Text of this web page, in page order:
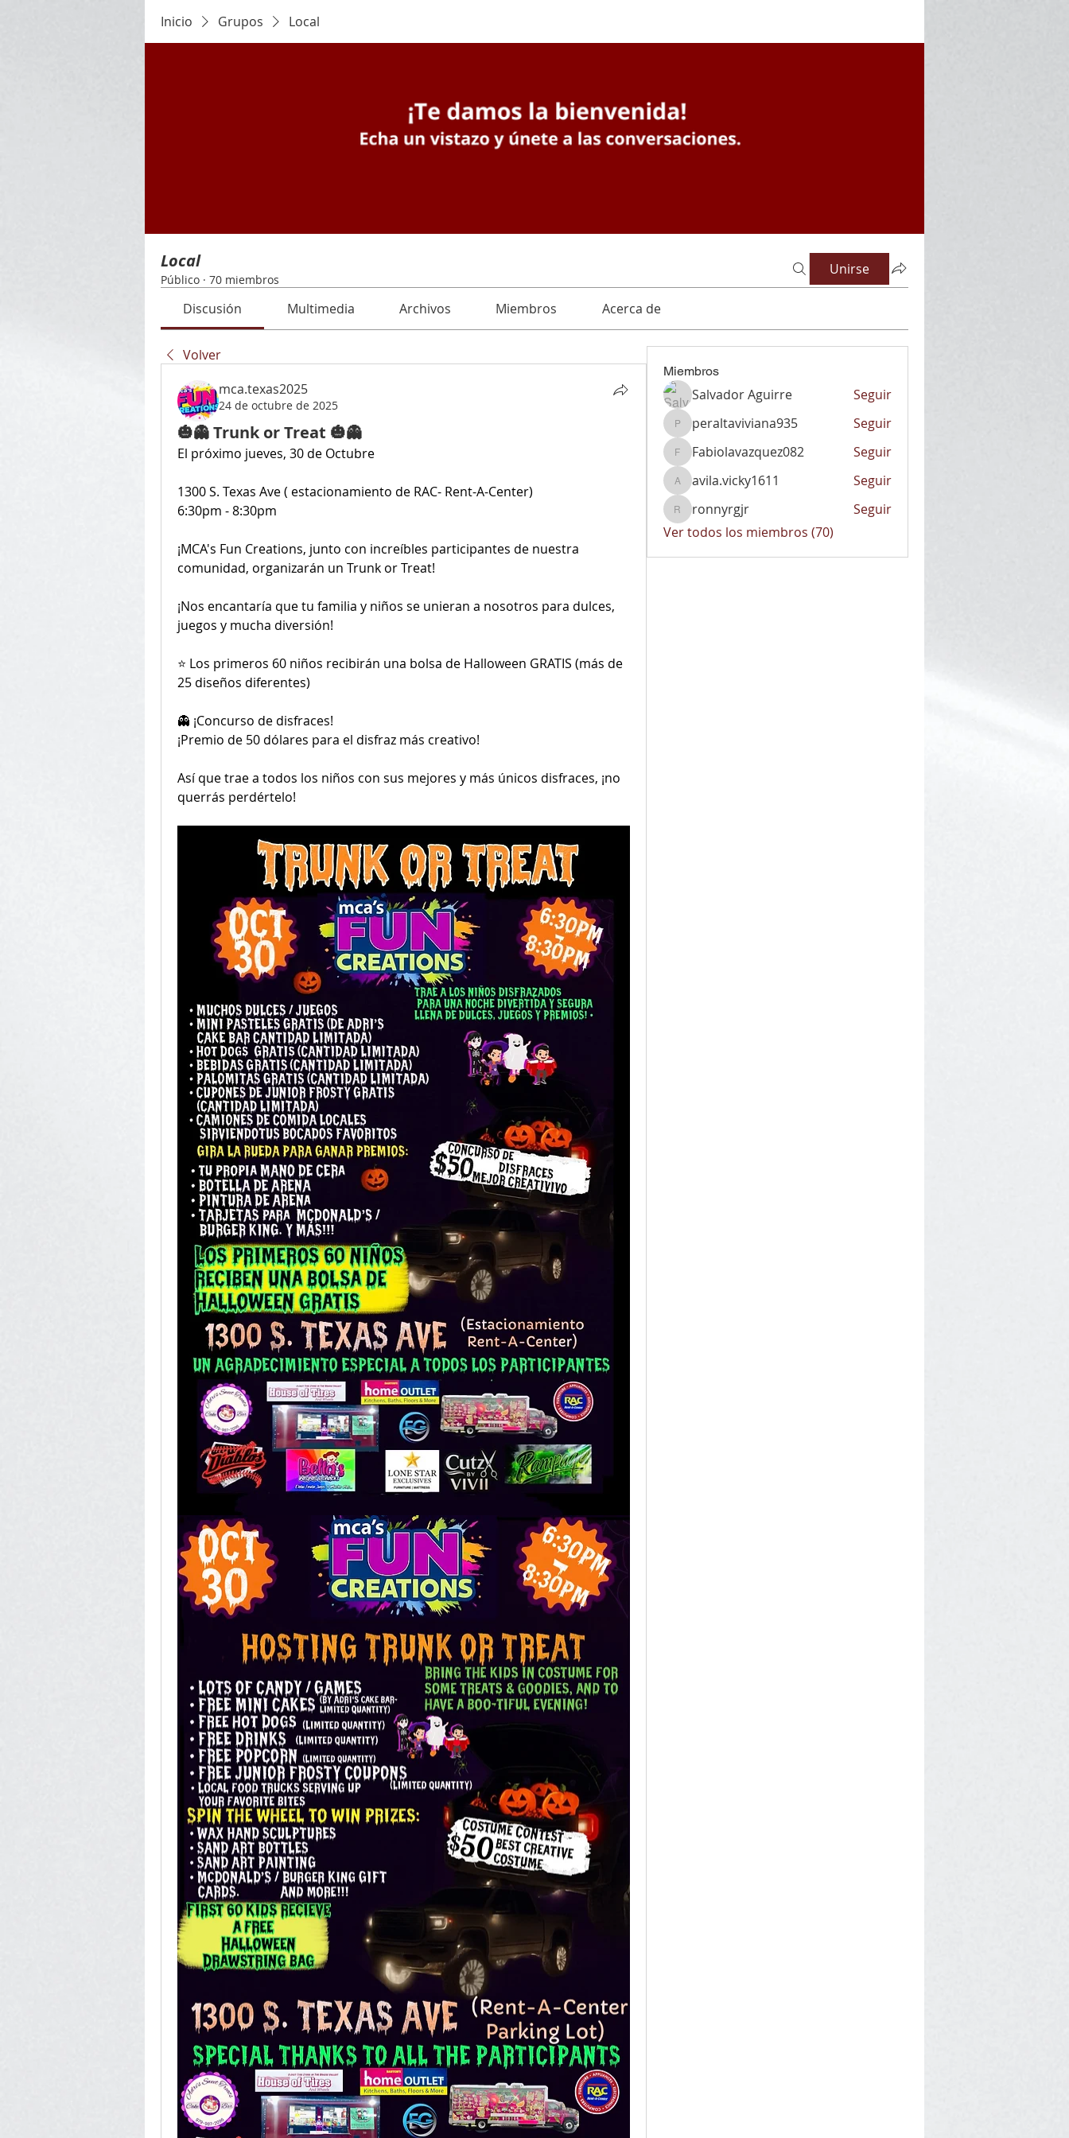
Inicio Grupos Local
Local
Público · 70 miembros
Unirse
Discusión Multimedia Archivos Miembros Acerca de
Volver
mca.texas2025
24 de octubre de 2025
🎃👻 Trunk or Treat 🎃👻
El próximo jueves, 30 de Octubre
1300 S. Texas Ave ( estacionamiento de RAC- Rent-A-Center)
6:30pm - 8:30pm
¡MCA's Fun Creations, junto con increíbles participantes de nuestra
comunidad, organizarán un Trunk or Treat!
¡Nos encantaría que tu familia y niños se unieran a nosotros para dulces,
juegos y mucha diversión!
⭐ Los primeros 60 niños recibirán una bolsa de Halloween GRATIS (más de
25 diseños diferentes)
👻 ¡Concurso de disfraces!
¡Premio de 50 dólares para el disfraz más creativo!
Así que trae a todos los niños con sus mejores y más únicos disfraces, ¡no
querrás perdértelo!
Miembros
Salvador Aguirre Seguir
peraltaviviana935
peraltaviviana935 Seguir
Fabiolavazquez082
Fabiolavazquez082 Seguir
avila.vicky1611
avila.vicky1611 Seguir
ronnyrgjr
ronnyrgjr
Seguir
Ver todos los miembros (70)